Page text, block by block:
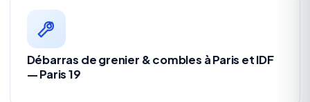
Débarras de grenier & combles à Paris et IDF
— Paris 19